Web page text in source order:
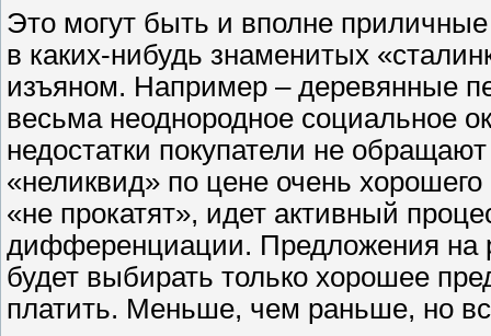
Это могут быть и вполне
в каких-нибудь знаменитых
изъяном. Например – деревянные
весьма неоднородное социальное
недостатки покупатели не
«неликвид» по цене очень
«не прокатят», идет активный
дифференциации. Предложения на
будет выбирать только хорошее
платить. Меньше, чем раньше, но